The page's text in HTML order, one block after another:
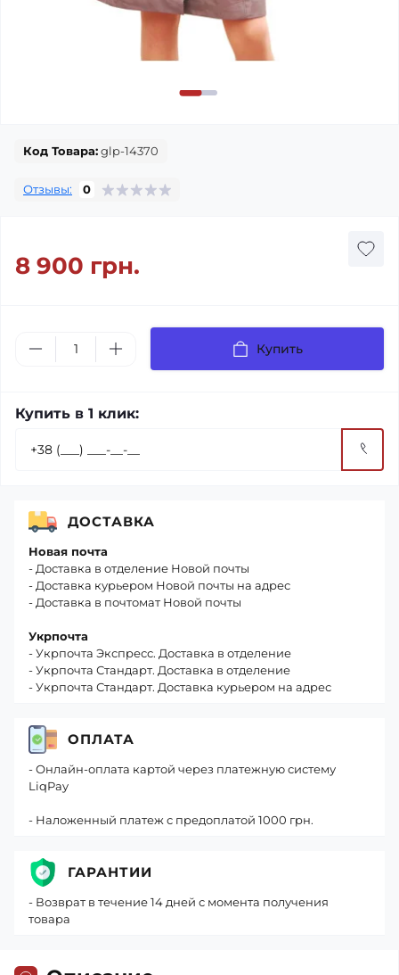
Код Товара:glp-14370
Отзывы: 0
8 900 грн.
Купить
Купить в 1 клик:
ДОСТАВКА
Новая почта
- Доставка в отделение Новой почты
- Доставка курьером Новой почты на адрес
- Доставка в почтомат Новой почты
Укрпочта
- Укрпочта Экспресс. Доставка в отделение
- Укрпочта Стандарт. Доставка в отделение
- Укрпочта Стандарт. Доставка курьером на адрес
ОПЛАТА
- Онлайн-оплата картой через платежную систему
LiqPay
- Наложенный платеж с предоплатой 1000 грн.
ГАРАНТИИ
- Возврат в течение 14 дней с момента получения
товара